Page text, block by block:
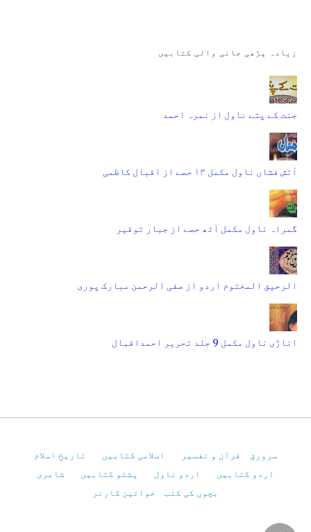
زیادہ پڑھی جانی والی کتابیں
جنت کے پتے ناول از نمرہ احمد
آتش فشاں ناول مکمل ۱۳ حصے از اقبال کاظمی
گمراہ ناول مکمل آٹھ حصے از جبار توقیر
الرحیق المختوم اردو از صفی الرحمن مبارک پوری
اناڑی ناول مکمل 9 جلد تحریر احمداقبال
سرورق قرآن و تفسیر اسلامی کتابیں
تاریخِ اسلام
اردو کتابیں
اردو ناول پشتو کتابیں
شاعری
بچوں کی کتب
خواتین کارنر